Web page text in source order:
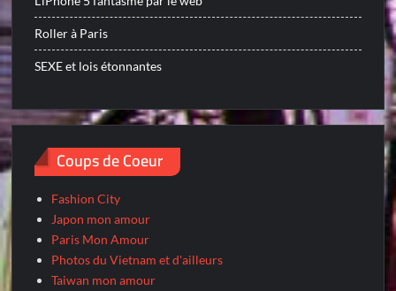
Roller à Paris
SEXE et lois étonnantes
Coups de Coeur
Fashion City
Japon mon amour
Paris Mon Amour
Photos du Vietnam et d'ailleurs
Taiwan mon amour